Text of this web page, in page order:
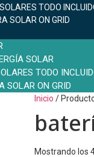
TODO
SOLAR ON GRID
SOLAR
TODO
SOLAR ON GRID
Inicio /
Mostrando los